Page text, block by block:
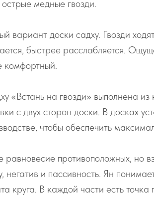
медные гвозди.
вариант доски садху. Гвозди
быстрее расслабляется.
комфортный.
«Встань на гвозди» выполнена
с двух сторон доски. В досках
чтобы обеспечить
противоположных, но
негатив и пассивность. Ян
круга. В каждой части есть точка